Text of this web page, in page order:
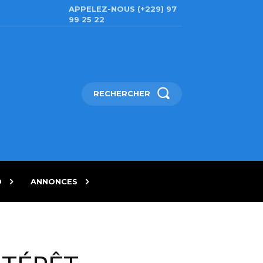
APPELEZ-NOUS (+229) 97
99 25 22
RECHERCHER
ANNONCES